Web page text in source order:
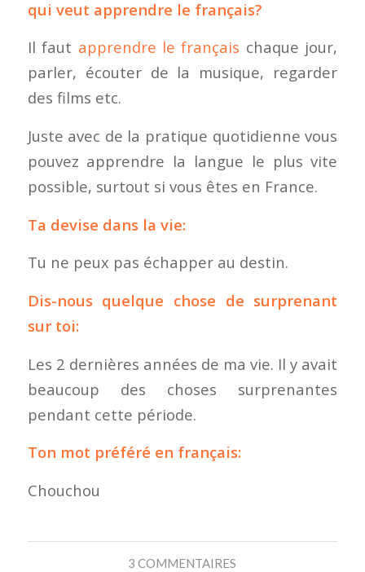
qui veut apprendre le français?
Il faut apprendre le français chaque jour,
parler, écouter de la musique, regarder
des films etc.
Juste avec de la pratique quotidienne vous
pouvez apprendre la langue le plus vite
possible, surtout si vous êtes en France.
Ta devise dans la vie:
Tu ne peux pas échapper au destin.
Dis-nous quelque chose de surprenant
sur toi:
Les 2 dernières années de ma vie. Il y avait
beaucoup des choses surprenantes
pendant cette période.
Ton mot préféré en français:
Chouchou
3 COMMENTAIRES